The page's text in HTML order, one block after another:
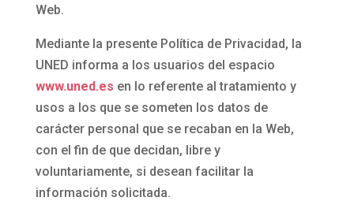
Web.
Mediante la presente Política de Privacidad, la
UNED informa a los usuarios del espacio
www.uned.es en lo referente al tratamiento y
usos a los que se someten los datos de
carácter personal que se recaban en la Web,
con el fin de que decidan, libre y
voluntariamente, si desean facilitar la
información solicitada.